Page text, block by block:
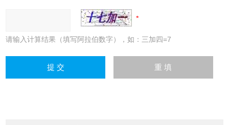
请输入计算结果（填写阿拉伯数字），如：三加四=7